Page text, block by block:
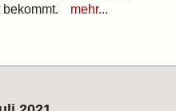
mehr...